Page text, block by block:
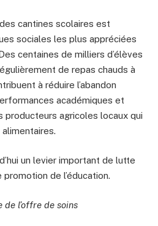
cantines scolaires est
sociales les plus appréciées
centaines de milliers d’élèves
de repas chauds à
à réduire l’abandon
académiques et
producteurs agricoles locaux qui
un levier important de lutte
de l’éducation.
de l’offre de soins